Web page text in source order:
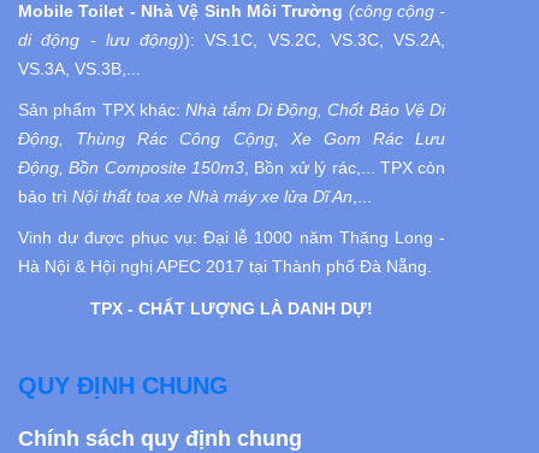
Mobile Toilet - Nhà Vệ Sinh Môi Trường (công cộng -
di động - lưu động)): VS.1C, VS.2C, VS.3C, VS.2A,
VS.3A, VS.3B,...
Sản phẩm TPX khác:Nhà tắm Di Động, Chốt Bảo Vệ Di
Động, Thùng Rác Công Cộng, Xe Gom Rác Lưu
Động, Bồn Composite 150m3 , Bồn xử lý rác,... TPX còn
bảo trì Nội thất toa xe Nhà máy xe lửa Dĩ An
Vinh dự được phục vụ:Đại lễ 1000 năm Thăng Long -
Hà Nội & Hội nghị APEC 2017 tại Thành phố Đà Nẵng.
TPX - CHẤT LƯỢNG LÀ DANH DỰ!
QUY ĐỊNH CHUNG
Chính sách quy định chung